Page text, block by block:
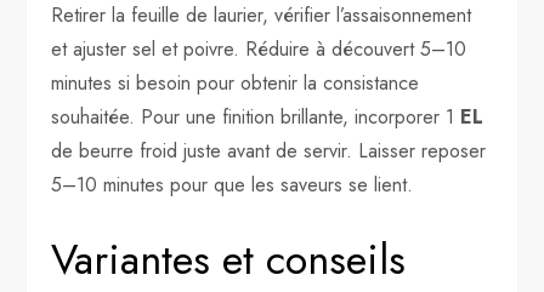
Retirer la feuille de laurier, vérifier l’assaisonnement
et ajuster sel et poivre. Réduire à découvert 5–10
minutes si besoin pour obtenir la consistance
souhaitée. Pour une finition brillante, incorporer 1 EL
de beurre froid juste avant de servir. Laisser reposer
5–10 minutes pour que les saveurs se lient.
Variantes et conseils